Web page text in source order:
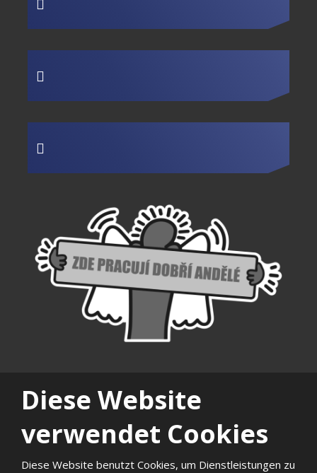
|
Privatleben
|
Die
|
Karriere
|
Wir
|
Qualität und
|
Diese Website
verwendet Cookies
Diese Website benutzt Cookies, um Dienstleistungen zu